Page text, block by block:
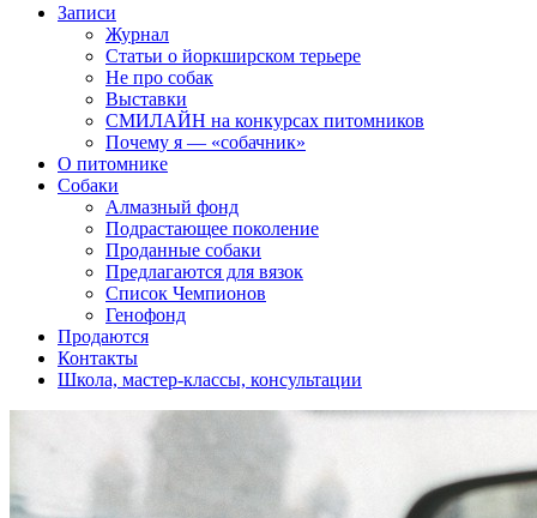
Записи
Журнал
Статьи о йоркширском терьере
Не про собак
Выставки
СМИЛАЙН на конкурсах питомников
Почему я — «собачник»
О питомнике
Собаки
Алмазный фонд
Подрастающее поколение
Проданные собаки
Предлагаются для вязок
Список Чемпионов
Генофонд
Продаются
Контакты
Школа, мастер-классы, консультации